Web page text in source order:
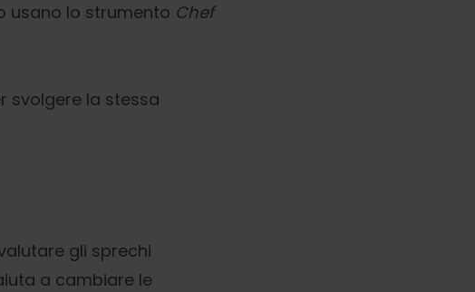
usano lo strumento Chef
svolgere la stessa
gli sprechi
a cambiare le